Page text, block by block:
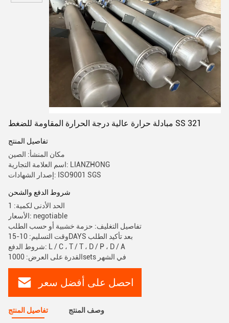
مبادلة حرارة عالية درجة الحرارة المقاومة للضغط SS 321
تفاصيل المنتج
مكان المنشأ: الصين
اسم العلامة التجارية: LIANZHONG
إصدار الشهادات: ISO9001 SGS
شروط الدفع والشحن
الحد الأدنى لكمية: 1
الأسعار: negotiable
تفاصيل التغليف: حزمة خشبية أو حسب الطلب
وقت التسليم: 10-15DAYS بعد تأكيد الطلب
شروط الدفع: L / C ، T / T ، D / P ، D / A
القدرة على العرض: 1000sets في الشهر
احصل على أفضل سعر
تفاصيل المنتج وصف المنتج